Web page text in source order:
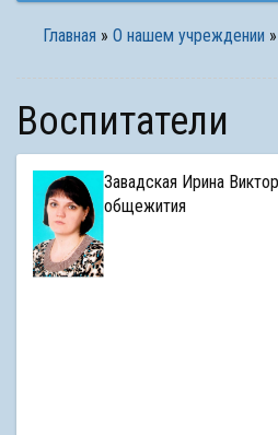
Главная » О нашем учреждении »
Воспитатели
Завадская Ирина
общежития